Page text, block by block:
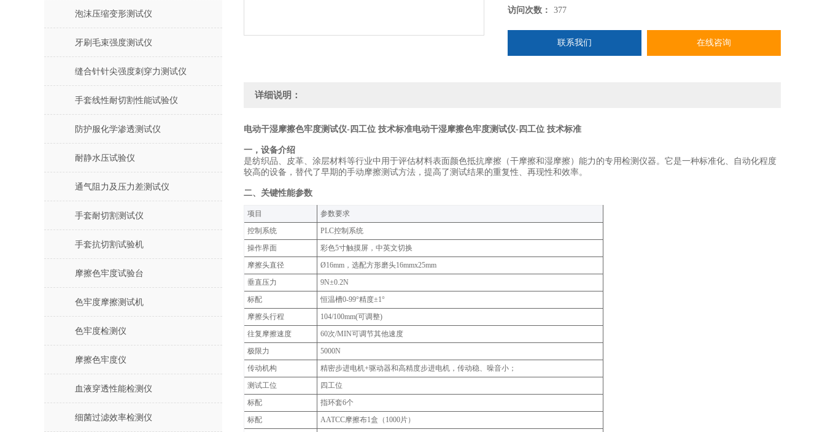
泡沫压缩变形测试仪
牙刷毛束强度测试仪
缝合针针尖强度刺穿力测试仪
手套线性耐切割性能试验仪
防护服化学渗透测试仪
耐静水压试验仪
通气阻力及压力差测试仪
手套耐切割测试仪
手套抗切割试验机
摩擦色牢度试验台
色牢度摩擦测试机
色牢度检测仪
摩擦色牢度仪
血液穿透性能检测仪
细菌过滤效率检测仪
访问次数：
377
联系我们 在线咨询
详细说明：
电动干湿摩擦色牢度测试仪-四工位 技术标准电动干湿摩擦色牢度测试仪-四工位 技术标准
一，设备介绍
是纺织品、皮革、涂层材料等行业中‌用于评估材料表面颜色抵抗摩擦（干摩擦和湿摩擦）能力的专用检测仪器‌。它是一种标准化、自动化程度
较高的设备，替代了早期的手动摩擦测试方法，提高了测试结果的‌重复性、再现性和效率‌。
二、关键性能参数
‌项目‌
‌参数要求‌
控制系统‌
PLC控制系统
操作界面‌
彩色5寸触摸屏，中英文切换‌
摩擦头直径
Ø16mm，选配方形磨头16mmx25mm
垂直压力
9N±0.2N
标配
恒温槽0-99°精度±1°
摩擦头行程
104/100mm(可调整)
往复摩擦速度
60次/MIN可调节其他速度
极限力‌‌
5000N
传动机构
精密步进电机+驱动器和高精度步进电机，传动稳、噪音小；
测试工位
四工位
标配‌‌
指环套6个‌
标配
AATCC摩擦布1盒（1000片）